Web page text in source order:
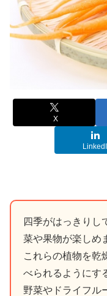
X
四季がはっきりし
菜や果物が楽しめ
これらの植物を乾
べられるようにす
野菜やドライフル